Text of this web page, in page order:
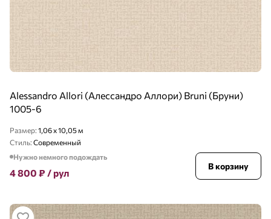
Alessandro Allori (Алессандро Аллори) Bruni (Бруни)
1005-6
Размер: 1,06 x 10,05 м
Стиль: Современный
Нужно немного подождать
4 800 ₽ / рул
В корзину